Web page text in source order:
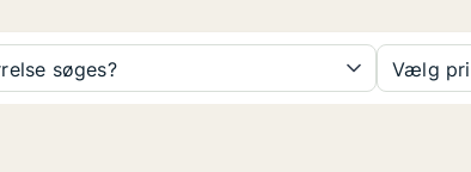
søges? Vælg